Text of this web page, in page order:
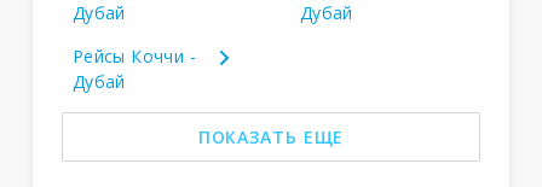
Дубай
Дубай
Рейсы Коччи -
Дубай
ПОКАЗАТЬ ЕЩЕ